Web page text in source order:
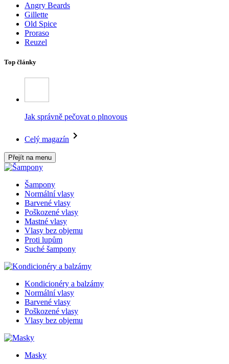
Angry Beards
Gillette
Old Spice
Proraso
Reuzel
Top články
Jak správně pečovat o plnovous
Celý magazín
Přejít na menu
Šampony
Normální vlasy
Barvené vlasy
Poškozené vlasy
Mastné vlasy
Vlasy bez objemu
Proti lupům
Suché šampony
Kondicionéry a balzámy
Normální vlasy
Barvené vlasy
Poškozené vlasy
Vlasy bez objemu
Masky